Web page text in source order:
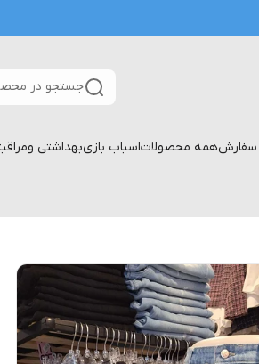
جستجو در
سفارشهمه محصولاتاسباب بازیبهداشتی